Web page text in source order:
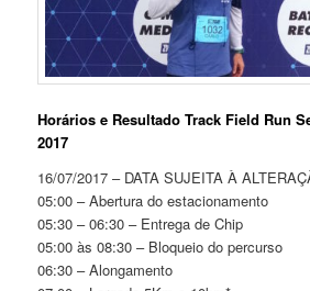
Horários e Resultado Track Field Run
2017
16/07/2017 – DATA SUJEITA À
05:00 – Abertura do estacionamento
05:30 – 06:30 – Entrega de Chip
05:00 às 08:30 – Bloqueio do percurso
06:30 – Alongamento